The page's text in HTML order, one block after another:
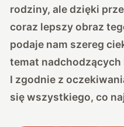
rodziny, ale dzięki
coraz lepszy obraz
podaje nam szereg
temat
I zgodnie z
się wszystkiego, co